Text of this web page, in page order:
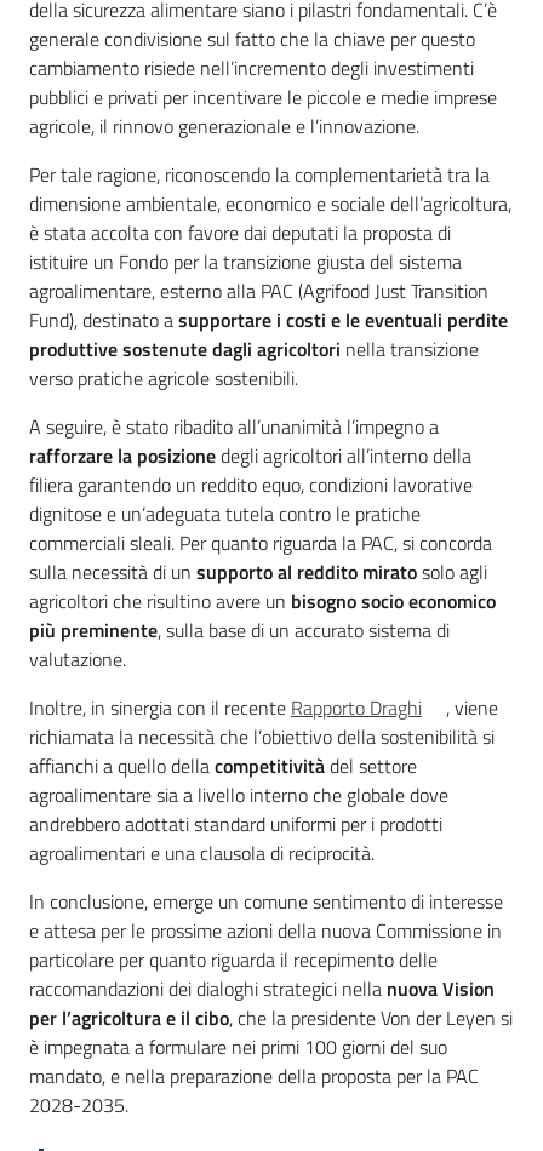
Argomenti
della sicurezza alimentare siano i pilastri fondamentali. C’è
generale condivisione sul fatto che la chiave per questo
cambiamento risiede nell’incremento degli investimenti
pubblici e privati per incentivare le piccole e medie imprese
agricole, il rinnovo generazionale e l’innovazione.
Per tale ragione, riconoscendo la complementarietà tra la
dimensione ambientale, economico e sociale dell’agricoltura,
è stata accolta con favore dai deputati la proposta di
istituire un Fondo per la transizione giusta del sistema
agroalimentare, esterno alla PAC (Agrifood Just Transition
Fund), destinato asupportare i costi e le eventuali perdite
produttive sostenute dagli agricoltori nella transizione
verso pratiche agricole sostenibili.
A seguire, è stato ribadito all’unanimità l’impegno a
rafforzare la posizionedegli agricoltori all’interno della
filiera garantendo un reddito equo, condizioni lavorative
dignitose e un’adeguata tutela contro le pratiche
commerciali sleali. Per quanto riguarda la PAC, si concorda
sulla necessità di un supporto al reddito miratosolo agli
agricoltori che risultino avere un bisogno socio economico
più preminente, sulla base di un accurato sistema di
valutazione.
Inoltre, in sinergia con il recente Rapporto Draghi
, viene
richiamata la necessità che l’obiettivo della sostenibilità si
affianchi a quello dellacompetitivitàdel settore
agroalimentare sia a livello interno che globale dove
andrebbero adottati standard uniformi per i prodotti
agroalimentari e una clausola di reciprocità.
In conclusione, emerge un comune sentimento di interesse
e attesa per le prossime azioni della nuova Commissione in
particolare per quanto riguarda il recepimento delle
raccomandazioni dei dialoghi strategici nella nuova Vision
per l’agricoltura e il cibo, che la presidente Von der Leyen si
è impegnata a formulare nei primi 100 giorni del suo
mandato, e nella preparazione della proposta per la PAC
2028-2035.